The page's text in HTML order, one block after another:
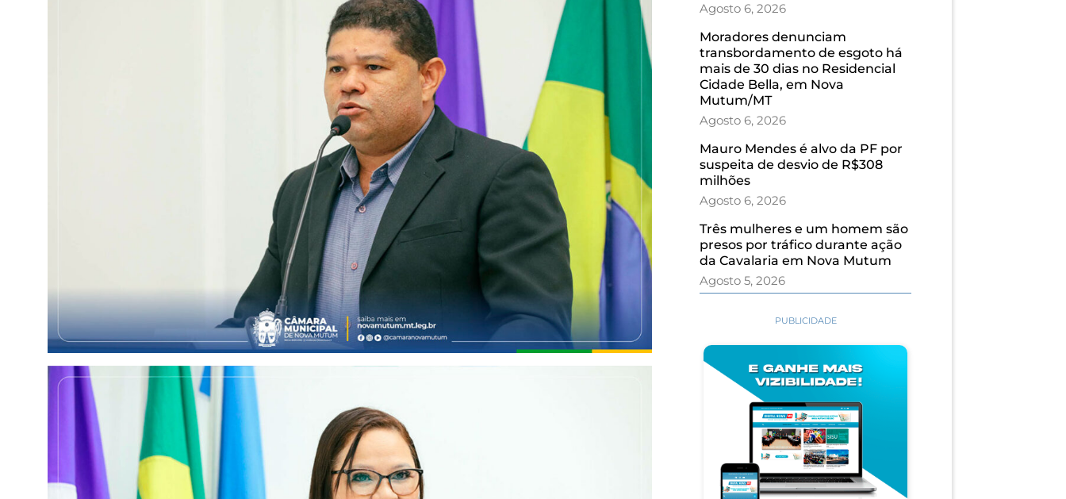
Agosto 6, 2026
Moradores denunciam
transbordamento de esgoto há
mais de 30 dias no Residencial
Cidade Bella, em Nova
Mutum/MT
Agosto 6, 2026
Mauro Mendes é alvo da PF por
suspeita de desvio de R$308
milhões
Agosto 6, 2026
Três mulheres e um homem são
presos por tráfico durante ação
da Cavalaria em Nova Mutum
Agosto 5, 2026
PUBLICIDADE